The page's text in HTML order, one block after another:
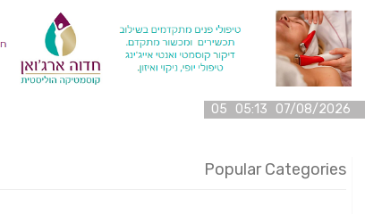
07/08/2026 05:13 05
Popular Categories